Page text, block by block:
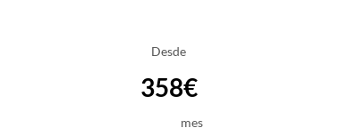
Desde
358€
mes